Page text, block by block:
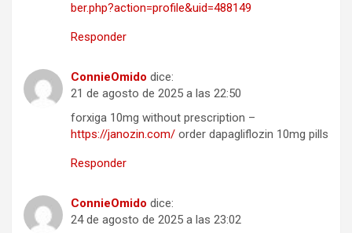
ber.php?action=profile&uid=488149
Responder
ConnieOmido dice:
21 de agosto de 2025 a las 22:50
forxiga 10mg without prescription –
https://janozin.com/ order dapagliflozin 10mg pills
Responder
ConnieOmido dice:
24 de agosto de 2025 a las 23:02